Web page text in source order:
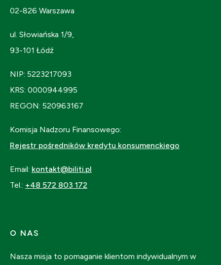
02-826 Warszawa
ul. Słowiańska 1/9,
93-101 Łódź
NIP: 5223217093
KRS: 0000944995
REGON: 520963167
Komisja Nadzoru Finansowego:
Rejestr pośredników kredytu konsumenckiego
Email: kontakt@biliti.pl
Tel.: +48 572 803 172
O NAS
Nasza misja to pomaganie klientom indywidualnym w